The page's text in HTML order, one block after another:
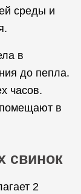
среды и
в
до пепла.
часов.
в
свинок
2